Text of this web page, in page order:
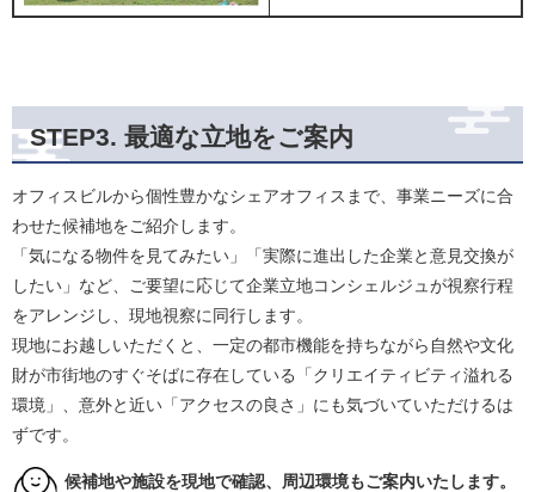
STEP3. 最適な立地をご案内
オフィスビルから個性豊かなシェアオフィスまで、事業ニーズに合
わせた候補地をご紹介します。
「気になる物件を見てみたい」「実際に進出した企業と意見交換が
したい」など、ご要望に応じて企業立地コンシェルジュが視察行程
をアレンジし、現地視察に同行します。
現地にお越しいただくと、一定の都市機能を持ちながら自然や文化
財が市街地のすぐそばに存在している「クリエイティビティ溢れる
環境」、意外と近い「アクセスの良さ」にも気づいていただけるは
ずです。​
​​ 候補地や施設を現地で確認、周辺環境もご案内いたします。​